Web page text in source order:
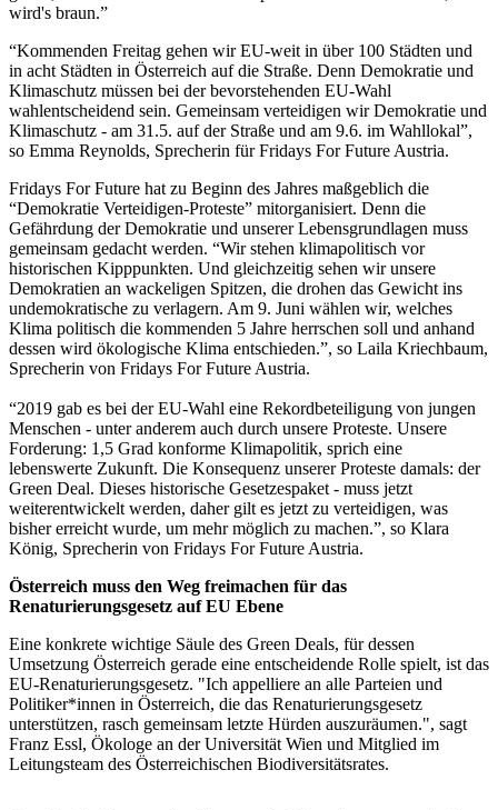
wird's braun.”
“Kommenden Freitag gehen wir EU-weit in über 100 Städten und
in acht Städten in Österreich auf die Straße. Denn Demokratie und
Klimaschutz müssen bei der bevorstehenden EU-Wahl
wahlentscheidend sein. Gemeinsam verteidigen wir Demokratie und
Klimaschutz - am 31.5. auf der Straße und am 9.6. im Wahllokal”,
so Emma Reynolds, Sprecherin für Fridays For Future Austria.
Fridays For Future hat zu Beginn des Jahres maßgeblich die
“Demokratie Verteidigen-Proteste” mitorganisiert. Denn die
Gefährdung der Demokratie und unserer Lebensgrundlagen muss
gemeinsam gedacht werden. “Wir stehen klimapolitisch vor
historischen Kipppunkten. Und gleichzeitig sehen wir unsere
Demokratien an wackeligen Spitzen, die drohen das Gewicht ins
undemokratische zu verlagern. Am 9. Juni wählen wir, welches
Klima politisch die kommenden 5 Jahre herrschen soll und anhand
dessen wird ökologische Klima entschieden.”, so Laila Kriechbaum,
Sprecherin von Fridays For Future Austria.
“2019 gab es bei der EU-Wahl eine Rekordbeteiligung von jungen
Menschen - unter anderem auch durch unsere Proteste. Unsere
Forderung: 1,5 Grad konforme Klimapolitik, sprich eine
lebenswerte Zukunft. Die Konsequenz unserer Proteste damals: der
Green Deal. Dieses historische Gesetzespaket - muss jetzt
weiterentwickelt werden, daher gilt es jetzt zu verteidigen, was
bisher erreicht wurde, um mehr möglich zu machen.”, so Klara
König, Sprecherin von Fridays For Future Austria.
Österreich muss den Weg freimachen für das
Renaturierungsgesetz auf EU Ebene
Eine konkrete wichtige Säule des Green Deals, für dessen
Umsetzung Österreich gerade eine entscheidende Rolle spielt, ist das
EU-Renaturierungsgesetz. "Ich appelliere an alle Parteien und
Politiker*innen in Österreich, die das Renaturierungsgesetz
unterstützen, rasch gemeinsam letzte Hürden auszuräumen.", sagt
Franz Essl, Ökologe an der Universität Wien und Mitglied im
Leitungsteam des Österreichischen Biodiversitätsrates.